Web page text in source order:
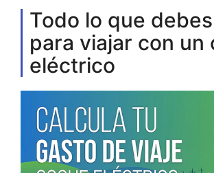
Todo lo que
para viajar con un
eléctrico